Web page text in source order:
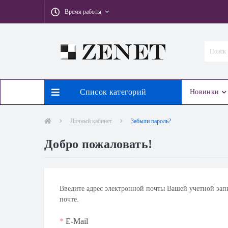
Время работы
Список категорий Новинки
Личный кабинет Забыли пароль?
Добро пожаловать!
Введите адрес электронной почты Вашей учетной
почте.
* E-Mail